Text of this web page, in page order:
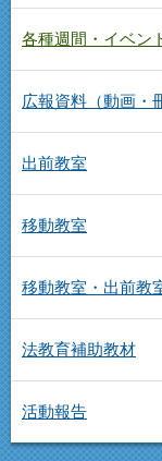
各種週間・イベン
広報資料（動画・
出前教室
移動教室
移動教室・出前教
法教育補助教材
活動報告